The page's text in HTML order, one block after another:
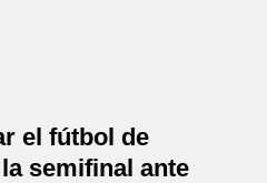
el fútbol de
semifinal ante